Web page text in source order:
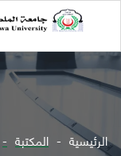
الرئيسية المكتبة